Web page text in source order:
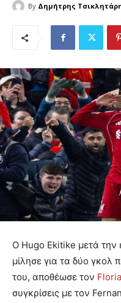
By Δημήτρης
Ο Hugo Ekitike μετά την
μίλησε για τα δύο γκολ
του, αποθέωσε τον
συγκρίσεις με τον